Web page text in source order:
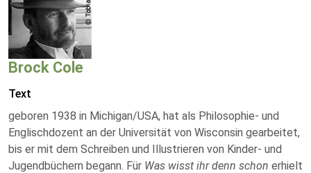
Brock Cole
Text
geboren 1938 in Michigan/USA, hat als Philosophie- und
Englischdozent an der Universität von Wisconsin gearbeitet,
bis er mit dem Schreiben und Illustrieren von Kinder- und
Jugendbüchern begann. Für Was wisst ihr denn schon erhielt